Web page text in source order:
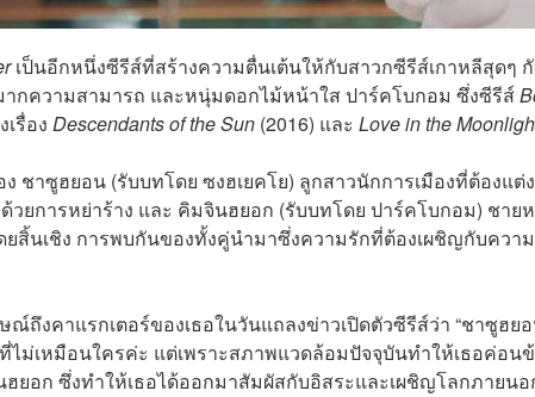
เป็นอีกหนึ่งซีรีส์ที่สร้างความตื่นเต้นให้กับสาวกซีรีส์เกาหลีสุดๆ
ากความสามารถ และหนุ่มดอกไม้หน้าใส ปาร์คโบกอม ซึ่งซีรีส์
รื่อง Descendants of the Sun (2016) และ Love in the
ง ชาซูฮยอน (รับบทโดย ซงฮเยคโย) ลูกสาวนักการเมืองที่ต้องแ
วยการหย่าร้าง และ คิมจินฮยอก (รับบทโดย ปาร์คโบกอม) ชา
สิ้นเชิง การพบกันของทั้งคู่นำมาซึ่งความรักที่ต้องเผชิญกับควา
ณ์ถึงคาแรกเตอร์ของเธอในวันแถลงข่าวเปิดตัวซีรีส์ว่า “ชาซูฮย
ม่เหมือนใครค่ะ แต่เพราะสภาพแวดล้อมปัจจุบันทำให้เธอค่อน
ฮยอก ซึ่งทำให้เธอได้ออกมาสัมผัสกับอิสระและเผชิญโลกภายนอ